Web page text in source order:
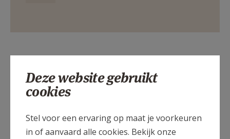
Deze website gebruikt
cookies
Stel voor een ervaring op maat je voorkeuren
in of aanvaard alle cookies. Bekijk onze